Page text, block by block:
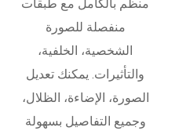
منظم بالكامل مع طبقات
منفصلة للصورة
الشخصية، الخلفية،
والتأثيرات. يمكنك تعديل
الصورة، الإضاءة، الظلال،
وجميع التفاصيل بسهولة